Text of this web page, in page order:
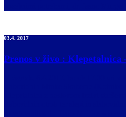
03.4. 2017
Prenos v živo : Klepetalnica